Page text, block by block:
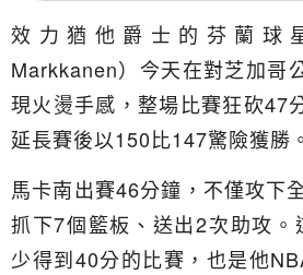
效力猶他爵士的芬蘭球
Markkanen）今天在對芝加哥
現火燙手感，整場比賽狂砍47
延長賽後以150比147驚險獲勝。
馬卡南出賽46分鐘，不僅攻下
抓下7個籃板、送出2次助攻。
少得到40分的比賽，也是他